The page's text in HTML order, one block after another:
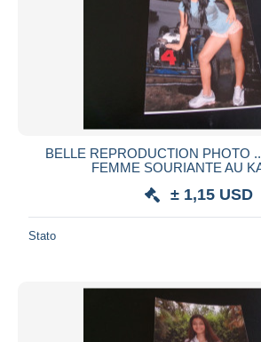
BELLE REPRODUCTION PHOTO
FEMME SOURIANTE AU
± 1,15 USD
Stato